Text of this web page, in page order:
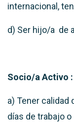
internacional,
d) Ser hijo/a de
Socio/a Activo :
a) Tener calidad
días de trabajo o